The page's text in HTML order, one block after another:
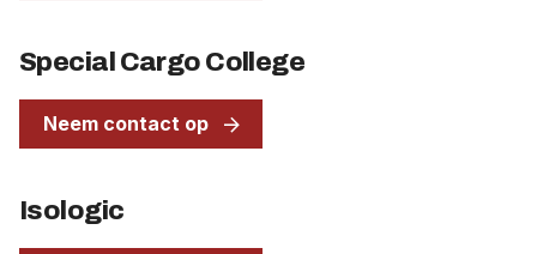
Special Cargo College
Neem contact op
Isologic